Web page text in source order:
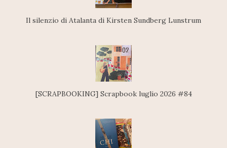
Il silenzio di Atalanta di Kirsten Sundberg Lunstrum
[SCRAPBOOKING] Scrapbook luglio 2026 #84